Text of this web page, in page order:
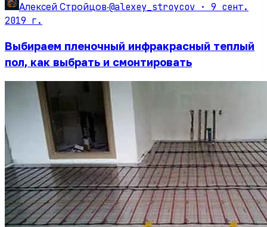
Алексей Стройцов·@alexey_stroycov · 9 сент.
2019 г.
Выбираем пленочный инфракрасный теплый
пол, как выбрать и смонтировать